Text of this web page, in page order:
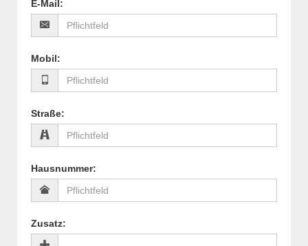
E-Mail:
Mobil:
Straße:
Hausnummer:
Zusatz: